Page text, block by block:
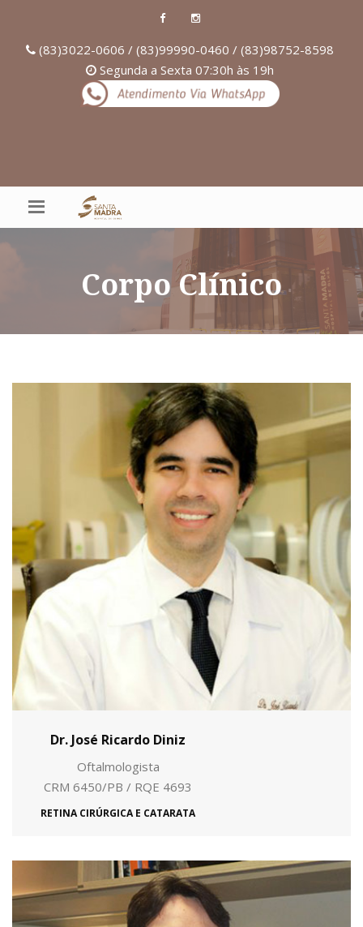
(83)3022-0606 / (83)99990-0460 / (83)98752-8598
Segunda a Sexta 07:30h às 19h
Corpo Clínico
Dr. José Ricardo Diniz
Oftalmologista
CRM 6450/PB / RQE 4693
RETINA CIRÚRGICA E CATARATA